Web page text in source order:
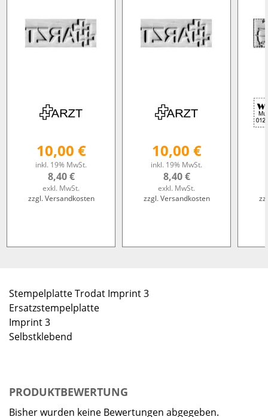
10,00 €
inkl. 19% MwSt.
8,40 €
exkl. MwSt.
zzgl. Versandkosten
10,00 €
inkl. 19% MwSt.
8,40 €
exkl. MwSt.
zzgl. Versandkosten
Stempelplatte Trodat Imprint 3
Ersatzstempelplatte
Imprint 3
Selbstklebend
PRODUKTBEWERTUNG
Bisher wurden keine Bewertungen abgegeben.